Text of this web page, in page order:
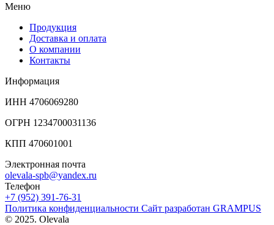
Меню
Продукция
Доставка и оплата
О компании
Контакты
Информация
ИНН 4706069280
ОГРН 1234700031136
КПП 470601001
Электронная почта
olevala-spb@yandex.ru
Телефон
+7 (952) 391-76-31
Политика конфиденциальности Сайт разработан GRAMPUS
© 2025. Olevala